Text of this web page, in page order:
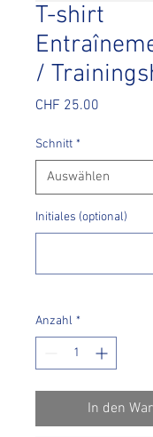
T-shirt
/
CHF 25.00
Schnitt *
Initiales (optional)
Anzahl *
In den